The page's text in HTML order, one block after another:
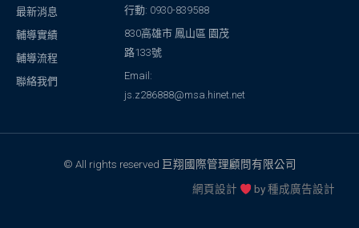
最新消息
輔導實績
輔導流程
聯絡我們
行動: 0930-839588
830高雄市 鳳山區 園茂
路133號
Email:
js.z286888@msa.hinet.net
© All rights reserved 巨翔國際管理顧問有限公司
網頁設計
by種成廣告設計